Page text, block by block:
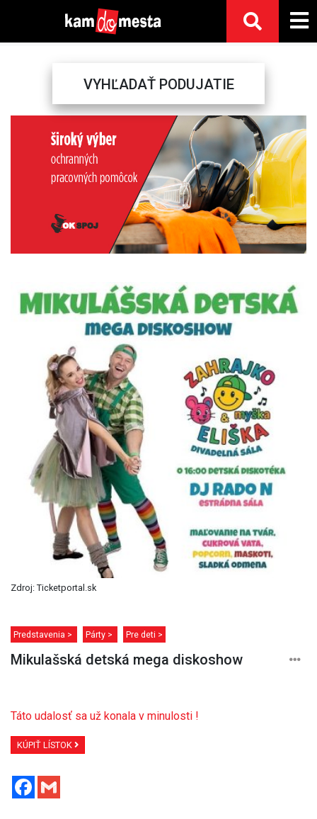
VYHĽADAŤ PODUJATIE
Next
Zdroj: Ticketportal.sk
Predstavenia > Párty > Pre deti >
Mikulašská detská mega diskoshow
Táto udalosť sa už konala v minulosti !
KÚPIŤ LÍSTOK
Facebook